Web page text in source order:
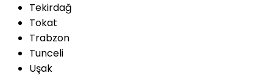
Tekirdağ
Tokat
Trabzon
Tunceli
Uşak